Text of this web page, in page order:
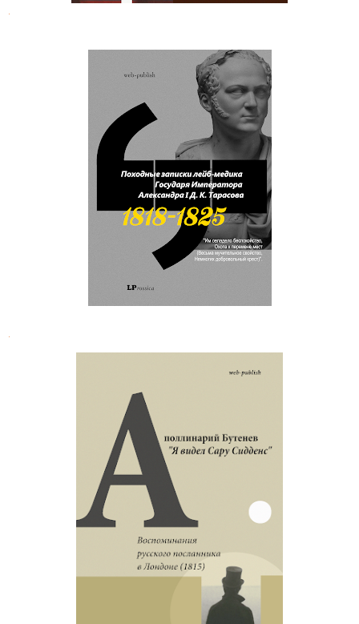
Дмитрий Климентьевич Тарасов.
Записки лейб-медика Александра I
Аполлинарий Бутенев.
Воспоминания русского
посланника в Лондоне